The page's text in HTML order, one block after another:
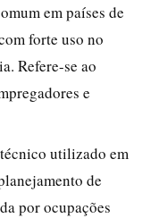
em países de
forte uso no
Refere-se ao
e
utilizado em
de
por ocupações